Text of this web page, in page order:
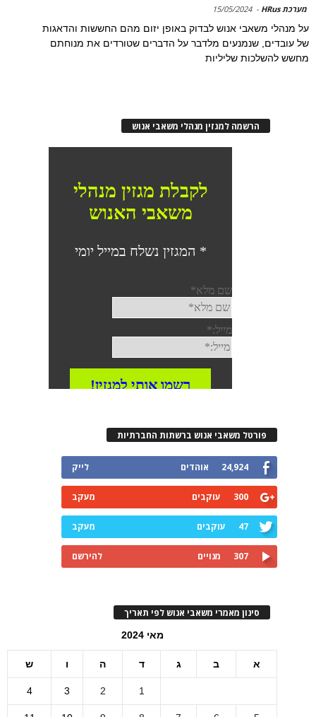
מערכת HRus -
15/05/2024
על מנהלי משאבי אנוש לבדוק באופן יזום מהם החששות והדאגות
של עובדים, שנמנעים מלדבר על הדברים שטורדים את מנוחתם
מחשש להשלכות שליליות
הרשמה למגזין מנהלי משאבי אנוש
פורטל משאבי אנוש ברשתות החברתיות
24,924 אוהדים לייק
300 עוקבים מעקב
47 עוקבים מעקב
307 מנויים להירשם
סינון מאמרי משאבי אנוש לפי תאריך
מאי 2024
א ב ג ד ה ו ש
1
2
3
4